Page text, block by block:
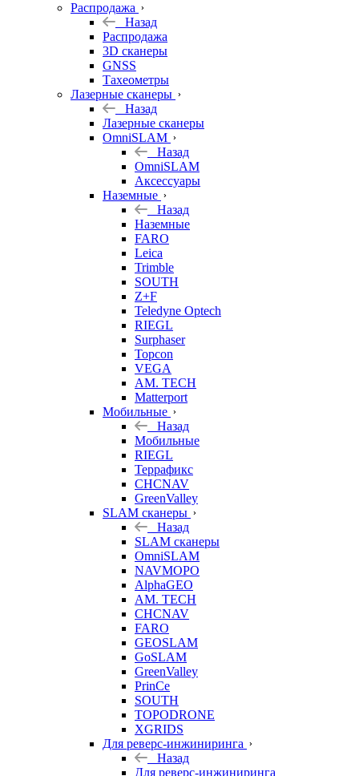
Геодезическое
оборудование
Распродажа
Назад
Распродажа
3D сканеры
GNSS
Тахеометры
Лазерные сканеры
Назад
Лазерные сканеры
OmniSLAM
Назад
OmniSLAM
Аксессуары
Наземные
Назад
Наземные
FARO
Leica
Trimble
SOUTH
Z+F
Teledyne Optech
RIEGL
Surphaser
Topcon
VEGA
AM. TECH
Matterport
Мобильные
Назад
Мобильные
RIEGL
Террафикс
CHCNAV
GreenValley
SLAM сканеры
Назад
SLAM сканеры
OmniSLAM
NAVMOPO
AlphaGEO
AM. TECH
CHCNAV
FARO
GEOSLAM
GoSLAM
GreenValley
PrinCe
SOUTH
TOPODRONE
XGRIDS
Для реверс-инжиниринга
Назад
Для реверс-инжиниринга